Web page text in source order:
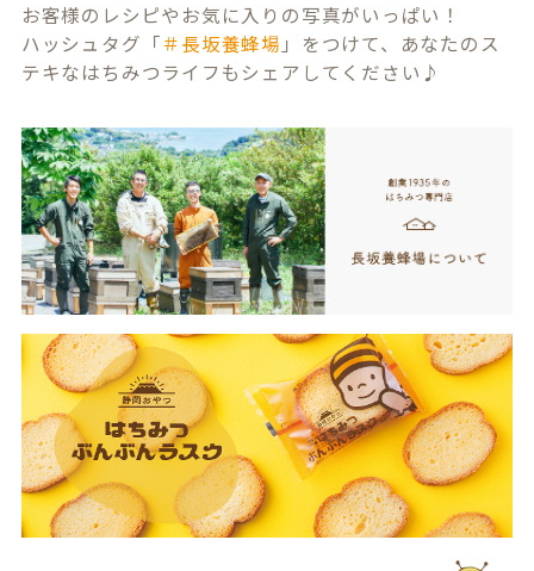
お客様のレシピやお気に入りの写真がいっぱい！
ハッシュタグ「＃長坂養蜂場 」をつけて、あなたのス
テキなはちみつライフもシェアしてください♪